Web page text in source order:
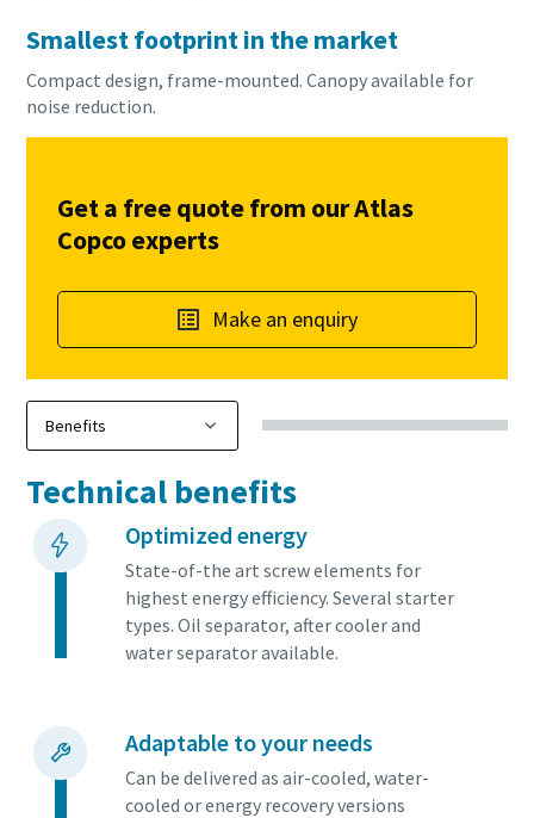
Smallest footprint in the market
Compact design, frame-mounted. Canopy available for
noise reduction.
Get a free quote from our Atlas
Copco experts
Make an enquiry
Technical benefits
Optimized energy
State-of-the art screw elements for
highest energy efficiency. Several starter
types. Oil separator, after cooler and
water separator available.
Adaptable to your needs
Can be delivered as air-cooled, water-
cooled or energy recovery versions